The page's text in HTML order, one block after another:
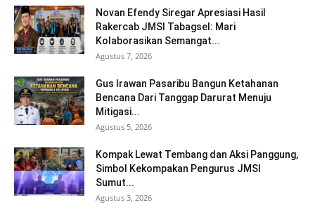
Novan Efendy Siregar Apresiasi Hasil
Rakercab JMSI Tabagsel: Mari
Kolaborasikan Semangat...
Agustus 7, 2026
Gus Irawan Pasaribu Bangun Ketahanan
Bencana Dari Tanggap Darurat Menuju
Mitigasi...
Agustus 5, 2026
Kompak Lewat Tembang dan Aksi Panggung,
Simbol Kekompakan Pengurus JMSI
Sumut...
Agustus 3, 2026